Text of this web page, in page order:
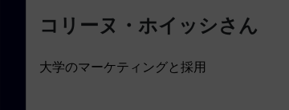
コリーヌ・ホイッシさん
大学のマーケティングと採用